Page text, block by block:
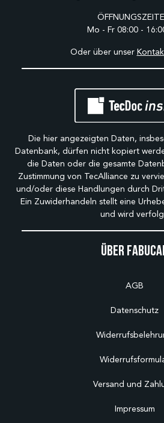
Über
AGB
Datenschutz
Versand und
Impressum
Mo - Fr 08:00 -
Oder über unser
Die hier angezeigten Daten,
Datenbank, dürfen nicht kopiert
die Daten oder die gesamte
Zustimmung von TecAlliance zu
und/oder diese Handlungen durch
Ein Zuwiderhandeln stellt eine
und wird